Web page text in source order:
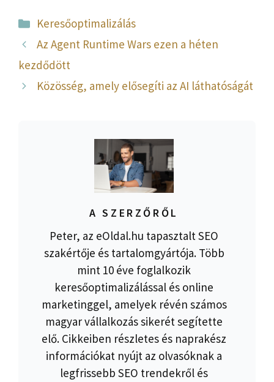
Kategória
Keresőoptimalizálás
Az Agent Runtime Wars ezen a héten
kezdődött
Közösség, amely elősegíti az AI láthatóságát
A SZERZŐRŐL
Peter, az eOldal.hu tapasztalt SEO
szakértője és tartalomgyártója. Több
mint 10 éve foglalkozik
keresőoptimalizálással és online
marketinggel, amelyek révén számos
magyar vállalkozás sikerét segítette
elő. Cikkeiben részletes és naprakész
információkat nyújt az olvasóknak a
legfrissebb SEO trendekről és